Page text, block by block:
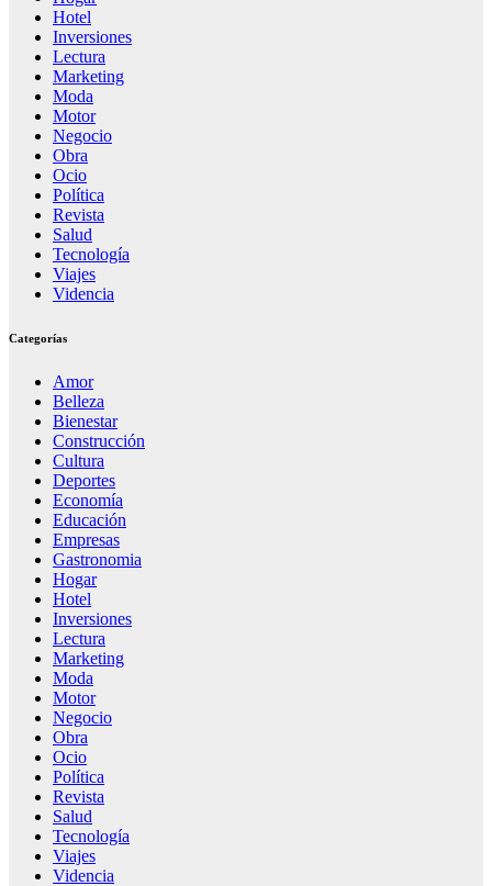
Hotel
Inversiones
Lectura
Marketing
Moda
Motor
Negocio
Obra
Ocio
Política
Revista
Salud
Tecnología
Viajes
Videncia
Categorías
Amor
Belleza
Bienestar
Construcción
Cultura
Deportes
Economía
Educación
Empresas
Gastronomia
Hogar
Hotel
Inversiones
Lectura
Marketing
Moda
Motor
Negocio
Obra
Ocio
Política
Revista
Salud
Tecnología
Viajes
Videncia